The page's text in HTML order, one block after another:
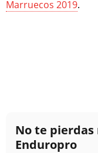
Marruecos 2019.
No te pierdas
Enduropro